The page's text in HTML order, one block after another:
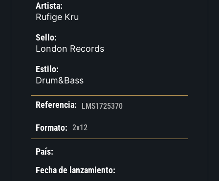
Artista:
Rufige Kru
Sello:
London Records
Estilo:
Drum&Bass
Referencia: LMS1725370
Formato: 2x12
País:
Fecha de lanzamiento: